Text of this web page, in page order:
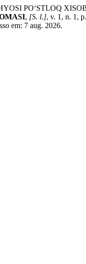
PO‘STLOQ
, [S. l.], v. 1, n. 1,
em: 7 aug. 2026.